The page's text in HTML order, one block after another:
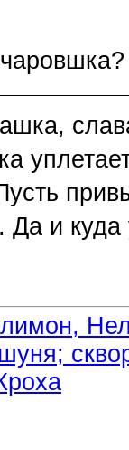
Да и